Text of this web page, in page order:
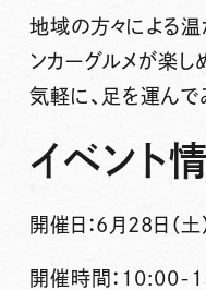
地域の方々による温
ンカーグルメが楽し
気軽に、足を運んで
イベント
開催日：6月28日（土
開催時間：10:00-